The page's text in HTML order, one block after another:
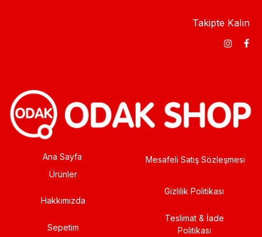
Takipte Kalın
Ana Sayfa
Ürünler
Hakkımızda
Sepetim
Mesafeli Satış Sözleşmesi
Gizlilik Politikası
Teslimat & İade
Politikası